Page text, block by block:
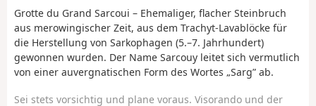
Grotte du Grand Sarcoui – Ehemaliger, flacher Steinbruch
aus merowingischer Zeit, aus dem Trachyt-Lavablöcke für
die Herstellung von Sarkophagen (5.–7. Jahrhundert)
gewonnen wurden. Der Name Sarcouy leitet sich vermutlich
von einer auvergnatischen Form des Wortes „Sarg” ab.
Sei stets vorsichtig und plane voraus. Visorando und der